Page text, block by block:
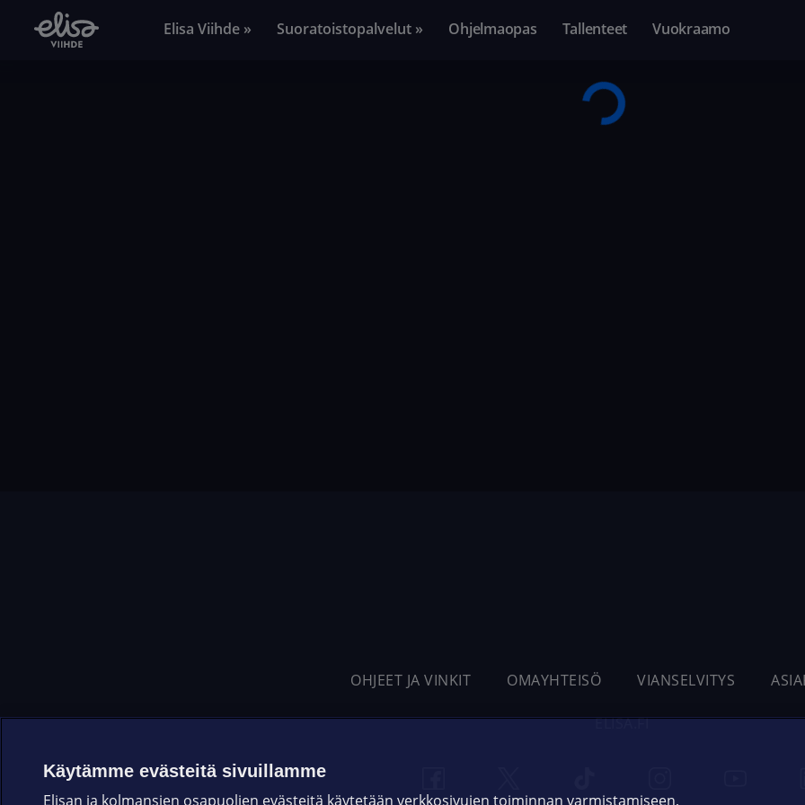
Elisa Viihde » Suoratoistopalvelut » Ohjelmaopas Tallenteet Vuokraamo
OHJEET JA VINKIT OMAYHTEISÖ VIANSELVITYS
ELISA.FI
Käytämme evästeitä sivuillamme
Elisan ja kolmansien osapuolien evästeitä käytetään verkkosivujen toiminnan varmistamiseen,